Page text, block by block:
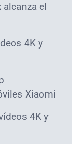
alcanza el
4K y
Xiaomi
4K y